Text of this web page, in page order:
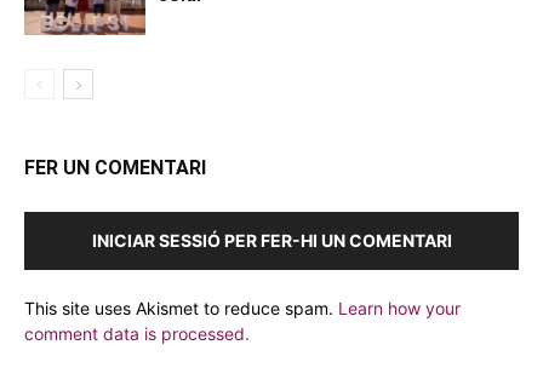
FER UN COMENTARI
INICIAR SESSIÓ PER FER-HI UN COMENTARI
This site uses Akismet to reduce spam. Learn how your
comment data is processed.